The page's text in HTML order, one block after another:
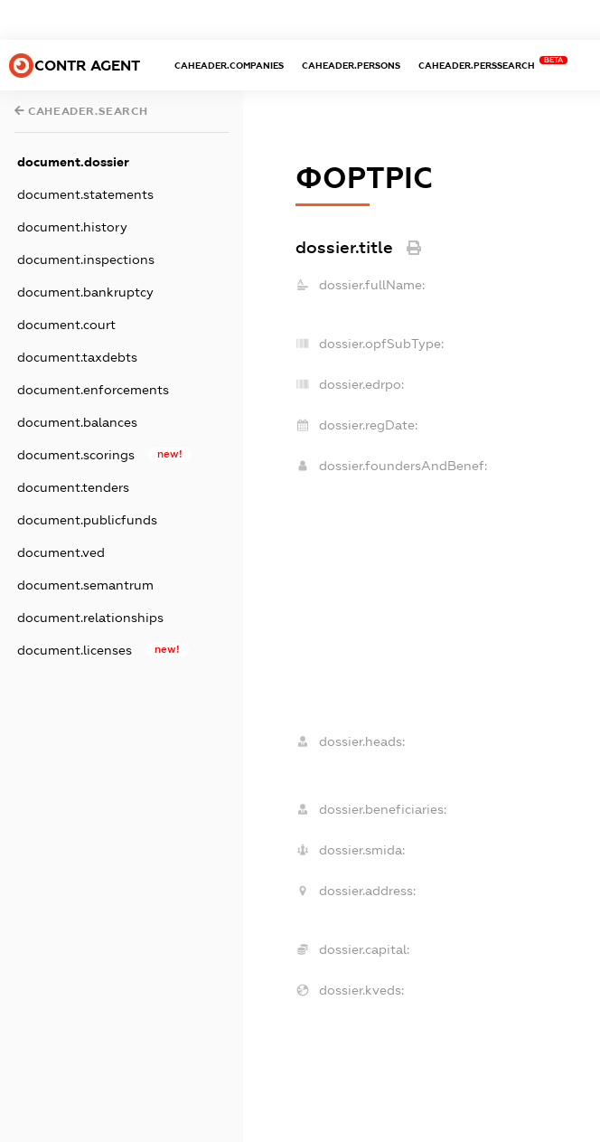
CONTR AGENT CAHEADER.COMPANIES CAHEADER.PERSONS CAHEADER.PERSSEARCH
BETA
CAHEADER.SEARCH
document.dossier
document.statements
document.history
document.inspections
document.bankruptcy
document.court
document.taxdebts
document.enforcements
document.balances
document.scorings new!
document.tenders
document.publicfunds
document.ved
document.semantrum
document.relationships
document.licenses new!
ФОРТРІС
dossier.title
dossier.fullName:
dossier.opfSubType:
dossier.edrpo:
dossier.regDate:
dossier.foundersAndBenef:
dossier.heads:
dossier.beneficiaries:
dossier.smida:
dossier.address:
dossier.capital:
dossier.kveds: